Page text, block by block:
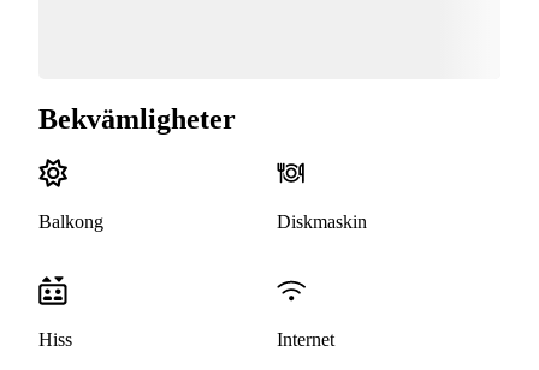
Bekvämligheter
Balkong Diskmaskin
Hiss Internet